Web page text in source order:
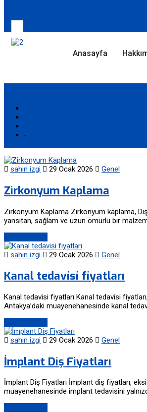
Anasayfa
-
sahin izgi 29 Ocak 2026 Genel
Zirkonyum Kaplama
Zirkonyum Kaplama Zirkonyum kaplama, Diş
yansıtan, sağlam ve uzun ömürlü bir
sahin izgi
29 Ocak 2026 Genel
Kanal tedavisi fiyatları
Kanal tedavisi fiyatları Kanal tedavisi
Antakya’daki muayenehanesinde kanal
sahin izgi
29 Ocak 2026 Genel
İmplant Diş Fiyatları
İmplant Diş Fiyatları İmplant diş fiyatları,
muayenehanesinde implant tedavisini